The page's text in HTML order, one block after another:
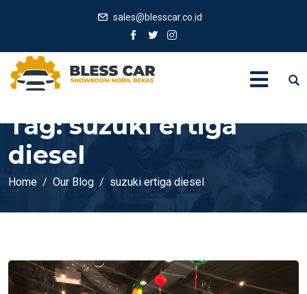
sales@blesscar.co.id
Tag:suzuki ertiga
diesel
Home Our Blog suzuki ertiga diesel